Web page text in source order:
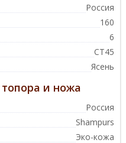
Россия
160
6
СТ45
Ясень
и ножа
Россия
Shampurs
Эко-кожа